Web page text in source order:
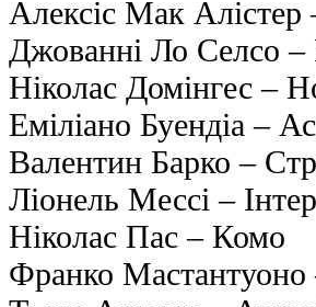
Алексіс Мак Алістер
Джованні Ло Селсо –
Ніколас Домінгес –
Еміліано Буендіа –
Валентин Барко –
Ліонель Мессі –
Ніколас Пас – Комо
Франко